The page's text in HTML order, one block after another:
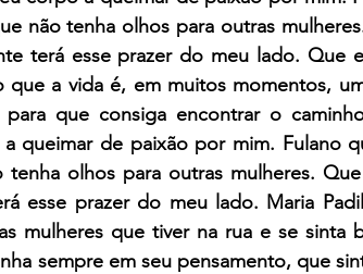
não tenha olhos para outras
terá esse prazer do meu lado. Que
que a vida é, em muitos momentos,
que consiga encontrar o
queimar de paixão por mim. Fulano
olhos para outras mulheres.
esse prazer do meu lado. Maria
mulheres que tiver na rua e se sinta
sempre em seu pensamento, que